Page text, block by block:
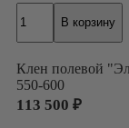
Количество
товара
Клен
"Эльсрийк"
Acer
campestre
В корзину
Клен полевой
550-600
113 500 ₽